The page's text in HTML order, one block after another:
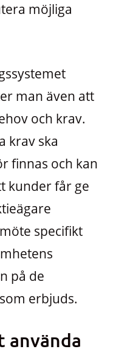
möjliga
man även att
och krav.
krav ska
finnas och kan
kunder får ge
specifikt
på de
erbjuds.
använda